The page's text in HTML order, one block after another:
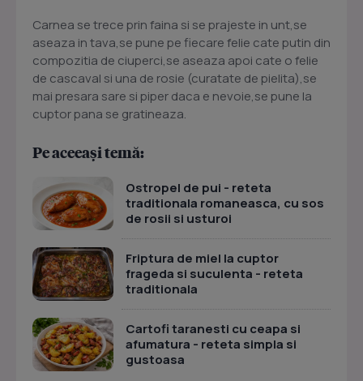
Carnea se trece prin faina si se prajeste in unt,se
aseaza in tava,se pune pe fiecare felie cate putin din
compozitia de ciuperci,se aseaza apoi cate o felie
de cascaval si una de rosie (curatate de pielita),se
mai presara sare si piper daca e nevoie,se pune la
cuptor pana se gratineaza.
Pe aceeași temă:
Ostropel de pui - reteta
traditionala romaneasca, cu sos
de rosii si usturoi
Friptura de miel la cuptor
frageda si suculenta - reteta
traditionala
Cartofi taranesti cu ceapa si
afumatura - reteta simpla si
gustoasa